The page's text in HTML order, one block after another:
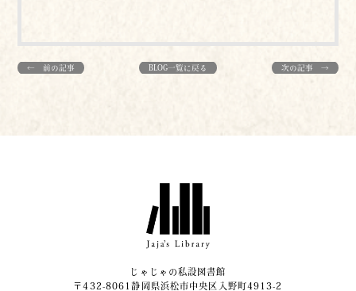
← 前の記事 BLOG一覧に戻る 次の記事 →
じゃじゃの私設図書館
〒432-8061静岡県浜松市中央区入野町4913-2